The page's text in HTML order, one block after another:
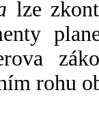
lze
rohu